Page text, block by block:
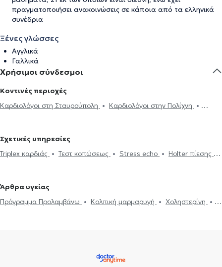
πραγματοποιήσει ανακοινώσεις σε κάποια από τα ελληνικά
συνέδρια
Ξένες γλώσσες
Αγγλικά
Γαλλικά
Χρήσιμοι σύνδεσμοι
Κοντινές περιοχές
Καρδιολόγοι στη Σταυρούπολη
Καρδιολόγοι στην Πολίχνη
Καρδιολόγοι στην Καλαμαριά
Σχετικές υπηρεσίες
Triplex καρδιάς
Τεστ κοπώσεως Stress echo
Holter πίεσης
έλεγχος
'Eμφραγμα συμπτώματα
στήθος
Πνευμονική υπέρταση
Μυοκαρδιοπάθεια
Άρθρα υγείας
Πρόγραμμα Προλαμβάνω
Κολπική μαρμαρυγή
Χοληστερίνη